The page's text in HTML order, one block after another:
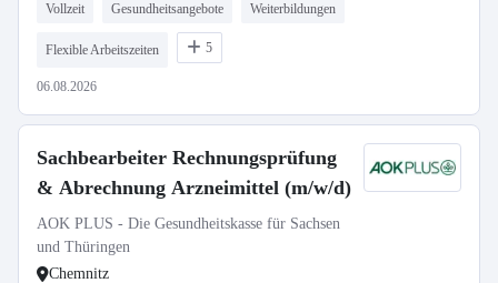
Vollzeit Gesundheitsangebote Weiterbildungen
Flexible Arbeitszeiten 5
06.08.2026
Sachbearbeiter Rechnungsprüfung
& Abrechnung Arzneimittel (m/w/d)
AOK PLUS - Die Gesundheitskasse für Sachsen
und Thüringen
Chemnitz